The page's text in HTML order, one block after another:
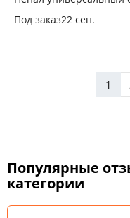
Орех
Под заказ22 сен.
1
Популярные
категории